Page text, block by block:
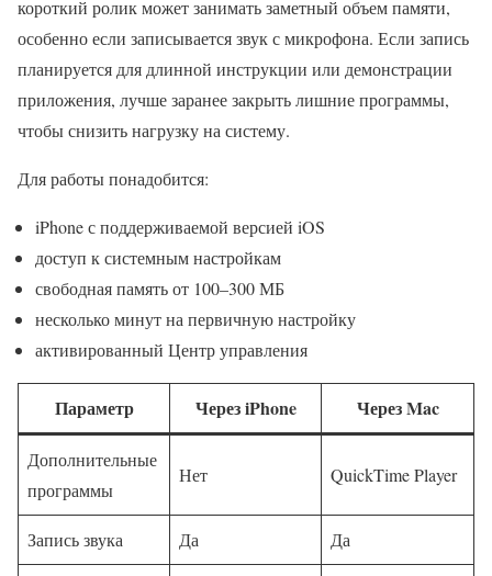
короткий ролик может занимать заметный объем памяти,
особенно если записывается звук с микрофона. Если запись
планируется для длинной инструкции или демонстрации
приложения, лучше заранее закрыть лишние программы,
чтобы снизить нагрузку на систему.
Для работы понадобится:
iPhone с поддерживаемой версией iOS
доступ к системным настройкам
свободная память от 100–300 МБ
несколько минут на первичную настройку
активированный Центр управления
Параметр Через iPhone Через Mac
Дополнительные
программы
Нет QuickTime Player
Запись звука Да Да